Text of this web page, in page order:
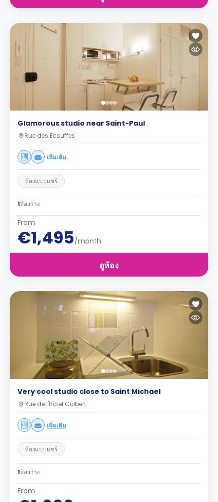
Glamorous studio near Saint-Paul
Rue des Ecouffes
เพิ่มเติม
ห้องแบบแชร์
1ห้องว่าง
From
€1,495/month
ดูห้อง
Very cool studio close to Saint Michael
Rue de l'Hôtel Colbert
เพิ่มเติม
ห้องแบบแชร์
1ห้องว่าง
From